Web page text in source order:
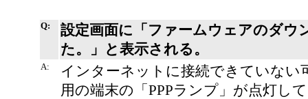
Q:
設定画面に「ファームウェアのダウ
た。」と表示される。
A:
インターネットに接続できていない
用の端末の「PPPランプ」が点灯し